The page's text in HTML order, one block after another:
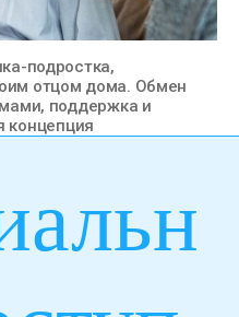
подростка,
отцом дома. Обмен
поддержка и
концепция